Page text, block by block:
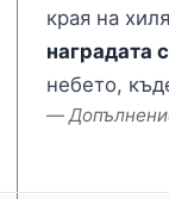
края на
наградата
небето,